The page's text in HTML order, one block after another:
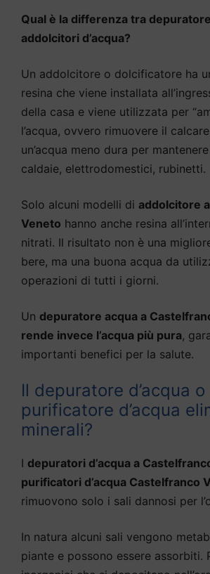
Qual è la differenza tra depuratore
addolcitori d’acqua?
Un addolcitore o dolcificatore ha
resina che viene installata
della casa e viene utilizzata per
l’acqua, ovvero rimuovere il
un’acqua meno dura per
caldaie, elettrodomestici, rubinetti.
Solo alcuni modelli di addolcitore
Veneto hanno anche resina
nitrati. Il risultato non è una
bere, ma una buona acqua da
operazioni di tutti i giorni.
Un depuratore acqua a
rende invece l’acqua più pura,
importanti benefici per la salute.
Il depuratore d’acqua o
purificatore d’acqua
minerali?
I depuratori d’acqua a
purificatori d’acqua Castelfranco
rimuovono solo i sali dannosi per
In natura alcuni sali vengono
piante e possono essere assorbiti.